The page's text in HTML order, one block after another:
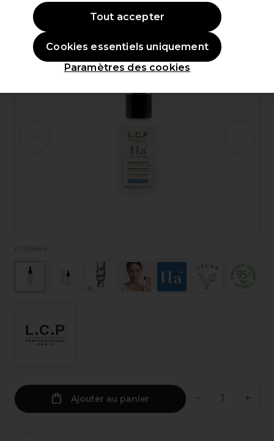
23,70 €
P035694
Ajouter au panier
Paramètres des cookies
Cookies essentiels uniquement
Tout accepter